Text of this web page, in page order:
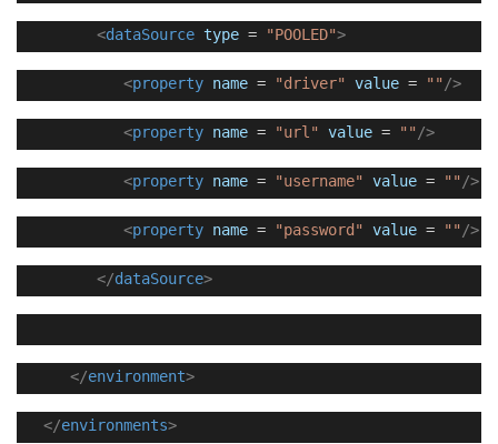
<dataSource type = "POOLED">
<property name = "driver" value = "" />
<property name = "url" value = "" />
<property name = "username" value = "" />
<property name = "password" value = "" />
</dataSource>
</environment>
</environments>